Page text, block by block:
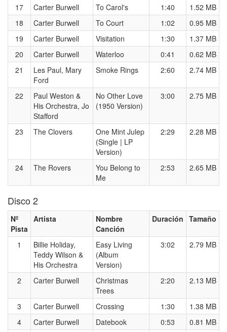
17
Carter Burwell To Carol's 1:40
1.52 MB
18
Carter Burwell To Court 1:02
0.95 MB
19
Carter Burwell Visitation 1:30
1.37 MB
20
Carter Burwell Waterloo 0:41
0.62 MB
21
Les Paul, Mary
Ford
Smoke Rings 2:60 2.74 MB
22
Paul Weston &
His Orchestra, Jo
Stafford
No Other Love
(1950 Version)
3:00 2.75 MB
23 The Clovers
One Mint Julep
(Single | LP
Version)
2:29 2.28 MB
24 The Rovers
You Belong to
Me
2:53 2.65 MB
Disco 2
Nº
Pista
Artista
Nombre
Canción
Duración Tamaño
1
Billie Holiday,
Teddy Wilson &
His Orchestra
Easy Living
(Album
Version)
3:02 2.79 MB
2 Carter Burwell
Christmas
Trees
2:20 2.13 MB
3 Carter Burwell Crossing 1:30
1.38 MB
4
Carter Burwell Datebook 0:53
0.81 MB